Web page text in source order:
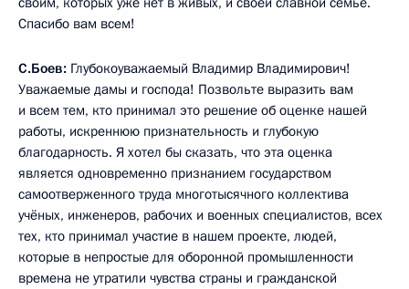
Спасибо вам всем!
С.Боев: Глубокоуважаемый Владимир Владимирович!
Уважаемые дамы и господа! Позвольте выразить вам
и всем тем, кто принимал это решение об оценке нашей
работы, искреннюю признательность и глубокую
благодарность. Я хотел бы сказать, что эта оценка
является одновременно признанием государством
самоотверженного труда многотысячного коллектива
учёных, инженеров, рабочих и военных специалистов, всех
тех, кто принимал участие в нашем проекте, людей,
которые в непростые для оборонной промышленности
времена не утратили чувства страны и гражданской